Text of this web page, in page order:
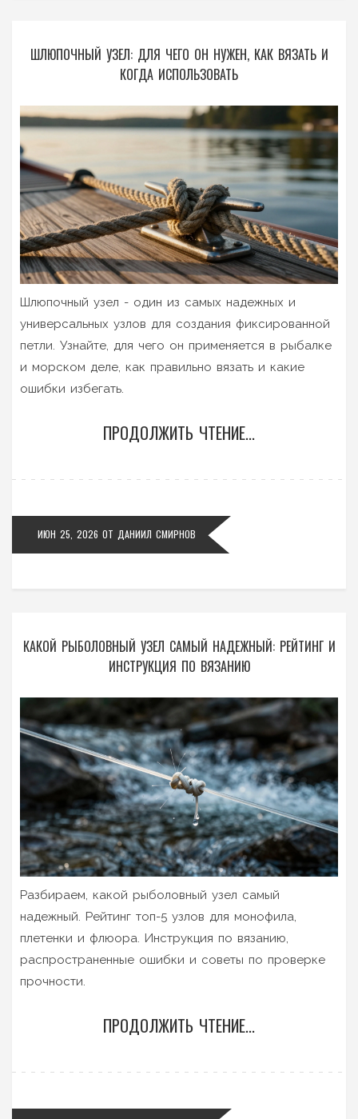
ШЛЮПОЧНЫЙ УЗЕЛ: ДЛЯ ЧЕГО ОН НУЖЕН, КАК ВЯЗАТЬ И
КОГДА ИСПОЛЬЗОВАТЬ
Шлюпочный узел - один из самых надежных и
универсальных узлов для создания фиксированной
петли. Узнайте, для чего он применяется в рыбалке
и морском деле, как правильно вязать и какие
ошибки избегать.
ПРОДОЛЖИТЬ ЧТЕНИЕ...
ИЮН 25, 2026 ОТ ДАНИИЛ СМИРНОВ
КАКОЙ РЫБОЛОВНЫЙ УЗЕЛ САМЫЙ НАДЕЖНЫЙ: РЕЙТИНГ И
ИНСТРУКЦИЯ ПО ВЯЗАНИЮ
Разбираем, какой рыболовный узел самый
надежный. Рейтинг топ-5 узлов для монофила,
плетенки и флюора. Инструкция по вязанию,
распространенные ошибки и советы по проверке
прочности.
ПРОДОЛЖИТЬ ЧТЕНИЕ...